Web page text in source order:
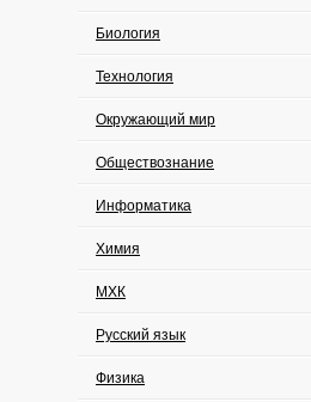
Биология
Технология
Окружающий мир
Обществознание
Информатика
Химия
МХК
Русский язык
Физика